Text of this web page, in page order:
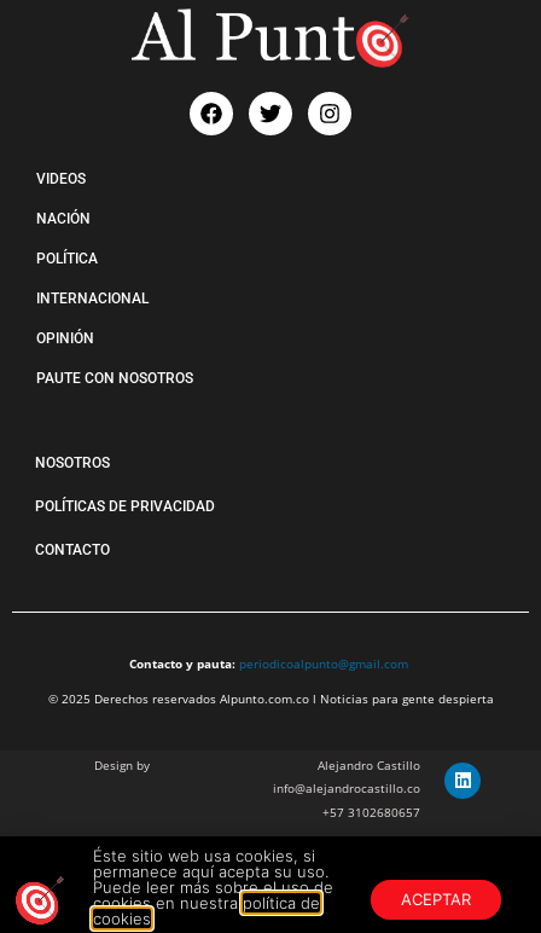
VIDEOS
NACIÓN
POLÍTICA
INTERNACIONAL
OPINIÓN
PAUTE CON NOSOTROS
NOSOTROS
POLÍTICAS DE PRIVACIDAD
CONTACTO
Contacto y pauta: periodicoalpunto@gmail.com
© 2025 Derechos reservados Alpunto.com.co l Noticias para gente despierta
Design by
Alejandro Castillo
info@alejandrocastillo.co
+57 3102680657
Julian Barragan Verano
julbarg@gmail.com
+57 312 308 9218
Éste sitio web usa cookies, si
permanece aquí acepta su uso.
Puede leer más sobre el uso de
cookies en nuestra política de
cookies
ACEPTAR